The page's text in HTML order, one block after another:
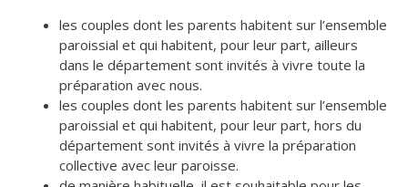
les couples dont les parents habitent sur l’ensemble
paroissial et qui habitent, pour leur part, ailleurs
dans le département sont invités à vivre toute la
préparation avec nous.
les couples dont les parents habitent sur l’ensemble
paroissial et qui habitent, pour leur part, hors du
département sont invités à vivre la préparation
collective avec leur paroisse.